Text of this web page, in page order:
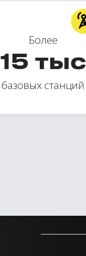
Более
15 тыс
базовых станций